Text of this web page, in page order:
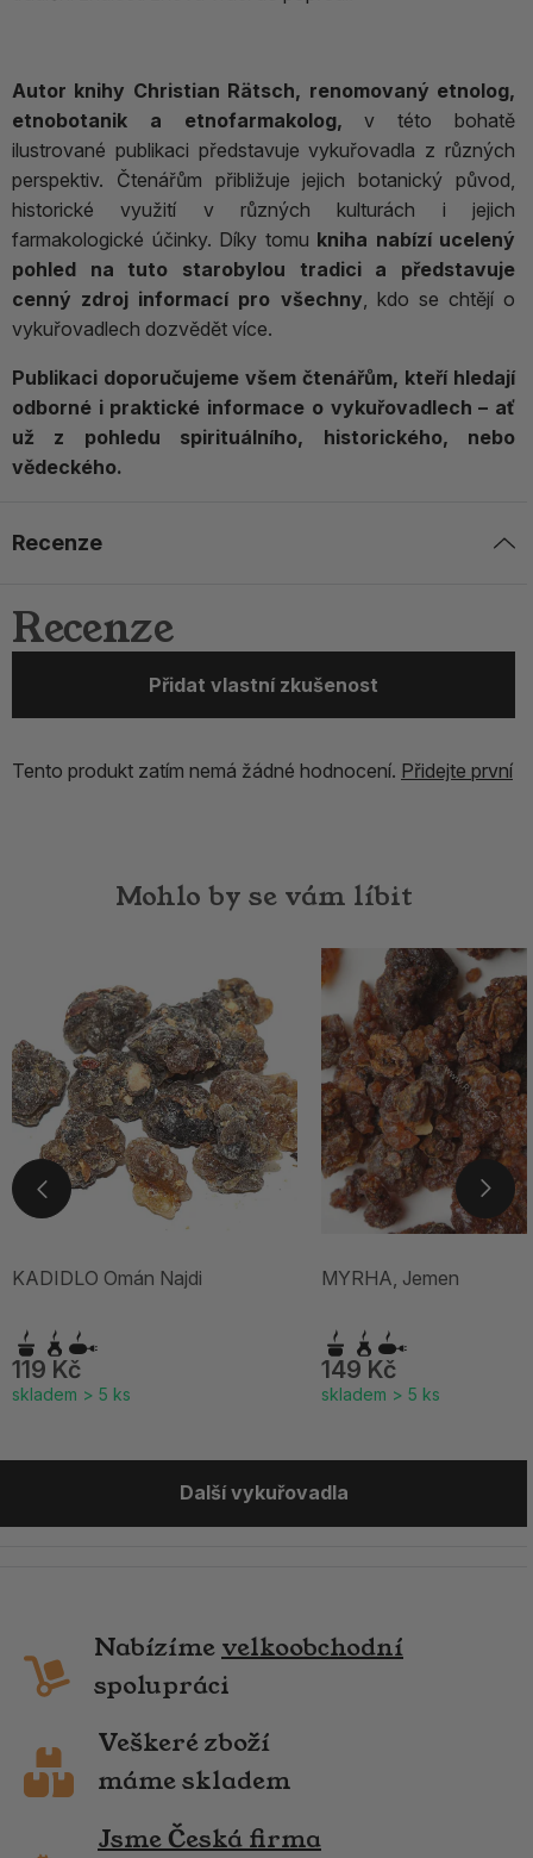
Autor knihy Christian Rätsch, renomovaný etnolog,
etnobotanik a etnofarmakolog, v této bohatě
ilustrované publikaci představuje vykuřovadla z různých
perspektiv. Čtenářům přibližuje jejich botanický původ,
historické využití v různých kulturách i jejich
farmakologické účinky. Díky tomu kniha nabízí ucelený
pohled na tuto starobylou tradici a představuje
cenný zdroj informací pro všechny, kdo se chtějí o
vykuřovadlech dozvědět více.
Publikaci doporučujeme všem čtenářům, kteří hledají
odborné i praktické informace o vykuřovadlech – ať
už z pohledu spirituálního, historického, nebo
vědeckého.
Recenze
Recenze
Přidat vlastní zkušenost
Tento produkt zatím nemá žádné hodnocení. Přidejte první
Mohlo by se vám líbit
KADIDLO Omán Najdi
119 Kč
skladem > 5 ks
MYRHA, Jemen
149 Kč
skladem > 5 ks
Další vykuřovadla
Nabízíme velkoobchodní
spolupráci
Veškeré zboží
máme skladem
Jsme Česká firma